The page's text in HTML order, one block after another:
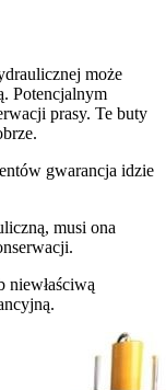
może
Potencjalnym
prasy. Te buty
gwarancja idzie
musi ona
niewłaściwą